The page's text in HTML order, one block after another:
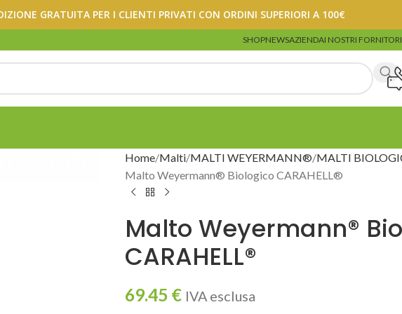
GRATUITA PER I CLIENTI PRIVATI CON ORDINI SUPERIORI A 100€
SHOPNEWSAZIENDAI NOSTRI FORNITORI
Home Malti MALTI WEYERMANN® MALTI
Malto Weyermann® Biologico CARAHELL®
Malto Weyermann®
CARAHELL®
69.45 € IVA esclusa